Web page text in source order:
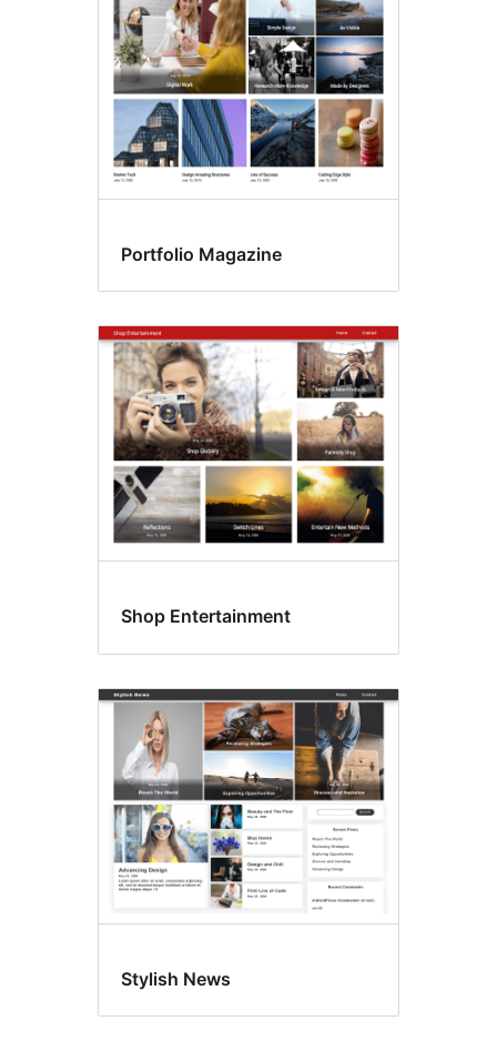
Portfolio Magazine
Shop Entertainment
Stylish News